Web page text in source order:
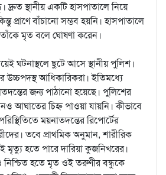
দ্রুত স্থানীয় একটি হাসপাতালে নিয়ে
প্রাণে বাঁচানো সম্ভব হয়নি। হাসপাতালে
মৃত বলে ঘোষণা করেন।
ঘটনাস্থলে ছুটে আসে স্থানীয় পুলিশ।
আধিকারিকরা। ইতিমধ্যে
জন্য পাঠানো হয়েছে। পুলিশের
আঘাতের চিহ্ন পাওয়া যায়নি। কীভাবে
ময়নাতদন্তের রিপোর্টের
তবে প্রাথমিক অনুমান, শারীরিক
হতে পারে দারিয়া কুজনিখরের।
হতে মৃত ওই তরুণীর বন্ধুকে